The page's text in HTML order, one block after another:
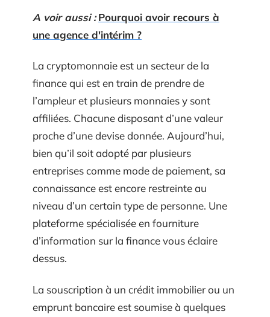
A voir aussi : Pourquoi avoir recours à
une agence d'intérim ?
La cryptomonnaie est un secteur de la
finance qui est en train de prendre de
l’ampleur et plusieurs monnaies y sont
affiliées. Chacune disposant d’une valeur
proche d’une devise donnée. Aujourd’hui,
bien qu’il soit adopté par plusieurs
entreprises comme mode de paiement, sa
connaissance est encore restreinte au
niveau d’un certain type de personne. Une
plateforme spécialisée en fourniture
d’information sur la finance vous éclaire
dessus.
La souscription à un crédit immobilier ou un
emprunt bancaire est soumise à quelques